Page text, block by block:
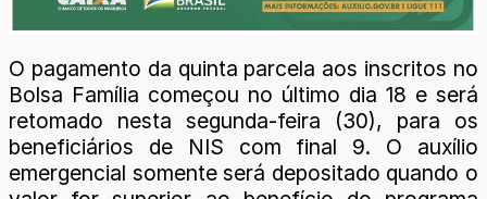
O pagamento da quinta parcela aos inscritos no
Bolsa Família começou no último dia 18 e será
retomado nesta segunda-feira (30), para os
beneficiários de NIS com final 9. O auxílio
emergencial somente será depositado quando o